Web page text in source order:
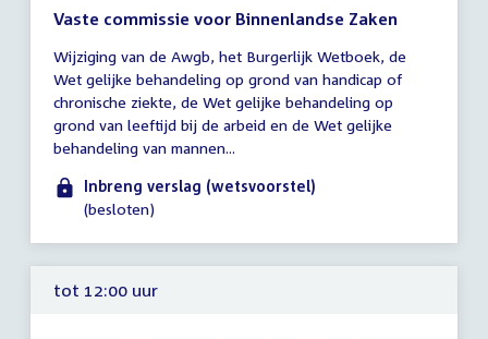
Vaste commissie voor Binnenlandse Zaken
vergadering
tot
12:00
uur
Wijziging van de Awgb, het Burgerlijk Wetboek, de
Wet gelijke behandeling op grond van handicap of
chronische ziekte, de Wet gelijke behandeling op
grond van leeftijd bij de arbeid en de Wet gelijke
behandeling van mannen...
Inbreng verslag (wetsvoorstel)
(besloten)
tot 12:00 uur